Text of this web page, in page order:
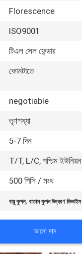
Florescence
ISO9001
টিএল সেল ফেন্ডার
কোনটাতে
negotiable
তৃণশয্যা
5-7 দিন
T/T, L/C, পশ্চিম ইউনিয়ন
500 পিসি / মংথ
বায়ু কুশন,বাতাস কুশন উদ্ধরণ
ভালো দাম